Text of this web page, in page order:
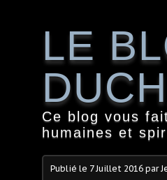
LE
Ce blog vous
humaines et
Publié le 7 Juillet 2016 par